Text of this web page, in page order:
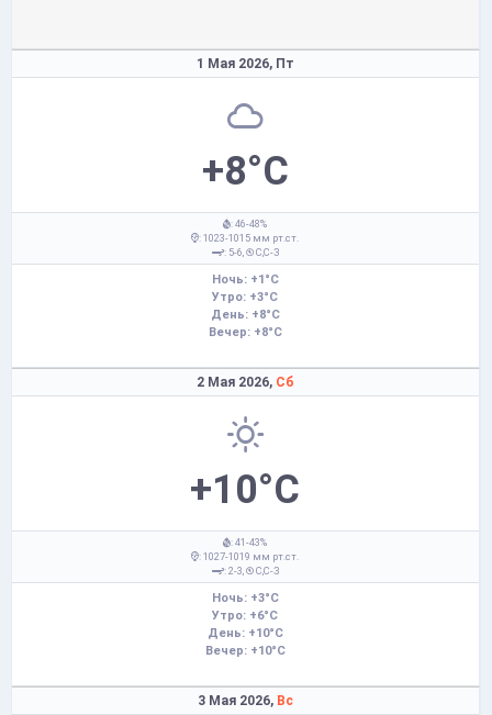
1 Мая 2026, Пт
+8°C
: 46-48%
: 1023-1015 мм рт.ст.
: 5-6,
С,С-З
Ночь: +1°C
Утро: +3°C
День: +8°C
Вечер: +8°C
2 Мая 2026, Сб
+10°C
: 41-43%
: 1027-1019 мм рт.ст.
: 2-3,
С,С-З
Ночь: +3°C
Утро: +6°C
День: +10°C
Вечер: +10°C
3 Мая 2026, Вс